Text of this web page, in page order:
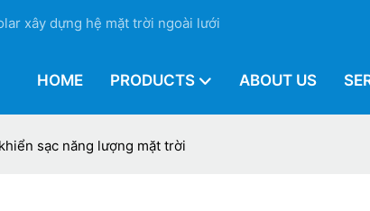
xây dựng hệ mặt trời ngoài lưới
HOME PRODUCTS ABOUT US
sạc năng lượng mặt trời